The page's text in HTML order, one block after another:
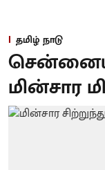
தமிழ் நாடு
மின்சார